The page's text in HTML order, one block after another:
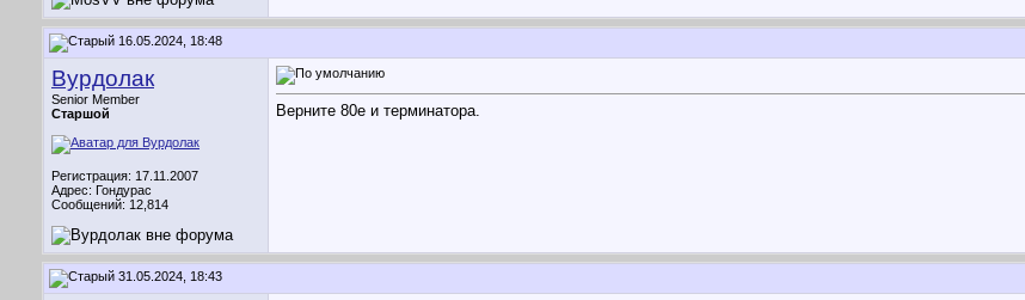
16.05.2024, 18:48
Вурдолак
Senior Member
Старшой
Регистрация: 17.11.2007
Адрес: Гондурас
Сообщений: 12,814
Верните 80е и терминатора.
31.05.2024, 18:43